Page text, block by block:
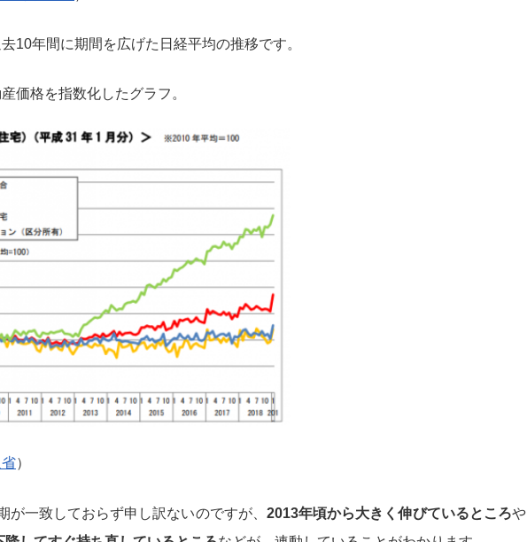
10年間に期間を広げた日経平均の推移です。
価格を指数化したグラフ。
）
が一致しておらず申し訳ないのですが、 2013年頃から大きく伸びているところや